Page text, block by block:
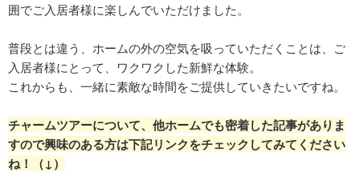
囲でご入居者様に楽しんでいただけました。
普段とは違う、ホームの外の空気を吸っていただくことは、ご
入居者様にとって、ワクワクした新鮮な体験。
これからも、一緒に素敵な時間をご提供していきたいですね。
チャームツアーについて、他ホームでも密着した記事がありま
すので興味のある方は下記リンクをチェックしてみてください
ね！（↓）